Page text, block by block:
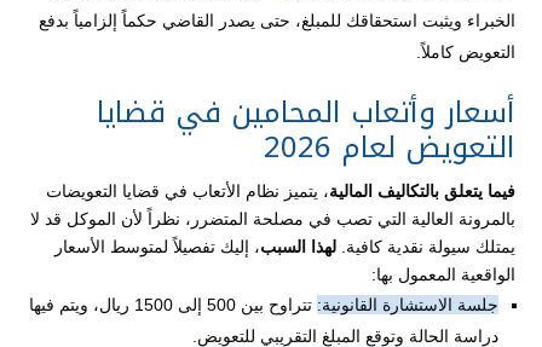
الخبراء ويثبت استحقاقك للمبلغ، حتى يصدر القاضي حكماً إلزامياً بدفع
التعويض كاملاً.
أسعار وأتعاب المحامين في قضايا
التعويض لعام 2026
فيما يتعلق بالتكاليف المالية، يتميز نظام الأتعاب في قضايا التعويضات
بالمرونة العالية التي تصب في مصلحة المتضرر، نظراً لأن الموكل قد لا
يمتلك سيولة نقدية كافية. لهذا السبب، إليك تفصيلاً لمتوسط الأسعار
الواقعية المعمول بها:
جلسة الاستشارة القانونية:
تتراوح بين 500 إلى 1500 ريال، ويتم فيها
دراسة الحالة وتوقع المبلغ التقريبي للتعويض.